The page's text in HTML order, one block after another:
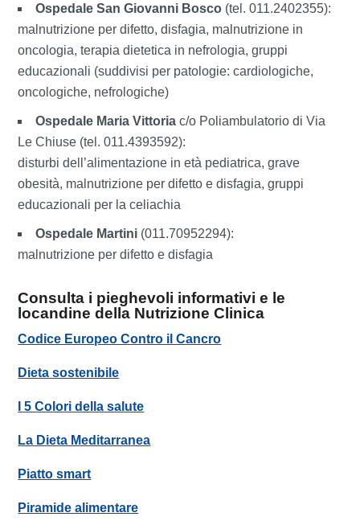
Ospedale San Giovanni Bosco (tel. 011.2402355):
malnutrizione per difetto, disfagia, malnutrizione in
oncologia, terapia dietetica in nefrologia, gruppi
educazionali (suddivisi per patologie: cardiologiche,
oncologiche, nefrologiche)
Ospedale Maria Vittoria c/o Poliambulatorio di Via
Le Chiuse (tel. 011.4393592):
disturbi dell’alimentazione in età pediatrica, grave
obesità, malnutrizione per difetto e disfagia, gruppi
educazionali per la celiachia
Ospedale Martini (011.70952294):
malnutrizione per difetto e disfagia
Consulta i pieghevoli informativi e le
locandine della Nutrizione Clinica
Codice Europeo Contro il Cancro
Dieta sostenibile
I 5 Colori della salute
La Dieta Meditarranea
Piatto smart
Piramide alimentare